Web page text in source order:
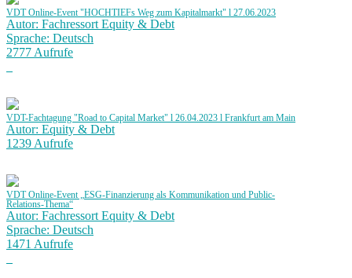
VDT Online-Event "HOCHTIEFs Weg zum Kapitalmarkt" l 27.06.2023
Autor: Fachressort Equity & Debt
Sprache: Deutsch
2777 Aufrufe
VDT-Fachtagung "Road to Capital Market" l 26.04.2023 l Frankfurt am Main
Autor: Equity & Debt
1239 Aufrufe
VDT Online-Event „ESG-Finanzierung als Kommunikation und Public-
Relations-Thema“
Autor: Fachressort Equity & Debt
Sprache: Deutsch
1471 Aufrufe